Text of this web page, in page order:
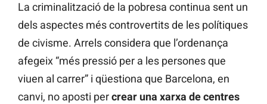
La criminalització de la pobresa continua sent un
dels aspectes més controvertits de les polítiques
de civisme. Arrels considera que l’ordenança
afegeix “més pressió per a les persones que
viuen al carrer” i qüestiona que Barcelona, en
canvi, no aposti percrear una xarxa de centres